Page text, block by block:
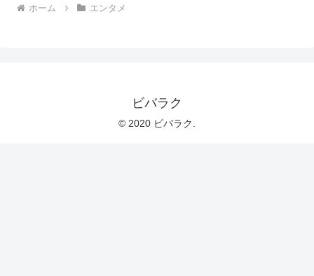
ホーム エンタメ
ビバラク
© 2020 ビバラク.